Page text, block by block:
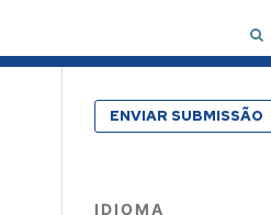
ENVIAR SUBMISSÃO
IDIOMA